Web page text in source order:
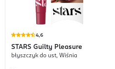
4,6
STARS Guilty Pleasure
błyszczyk do ust, Wiśnia